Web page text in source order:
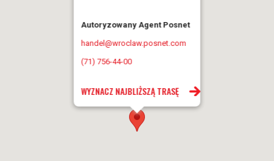
Autoryzowany Agent Posnet
handel@wroclaw.posnet.com
(71) 756-44-00
WYZNACZ NAJBLIŻSZĄ TRASĘ